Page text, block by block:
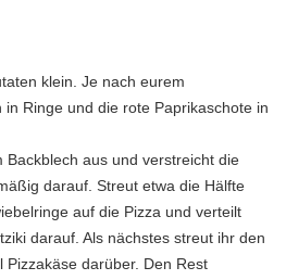
klein. Je nach eurem
Ringe und die rote Paprikaschote in
Backblech aus und verstreicht die
darauf. Streut etwa die Hälfte
auf die Pizza und verteilt
darauf. Als nächstes streut ihr den
Pizzakäse darüber. Den Rest